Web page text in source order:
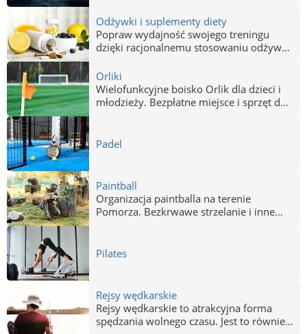
Odżywki i suplementy diety
Popraw wydajność swojego treningu
dzięki racjonalnemu stosowaniu odżywek
efektywność swoich wysiłków stosując,
oprócz zbilansowanej diety, zestawy
witamin i dodatków wzmacniających.
Właściwe adresy na terenie Gdańska,
Orliki
Wielofunkcyjne boisko Orlik dla dzieci i
młodzieży. Bezpłatne miejsce i sprzęt do
Sopocie.
Padel
Paintball
Organizacja paintballa na terenie
Pomorza. Bezkrwawe strzelanie i inne
Pilates
Rejsy wędkarskie
Rejsy wędkarskie to atrakcyjna forma
spędzania wolnego czasu. Jest to również